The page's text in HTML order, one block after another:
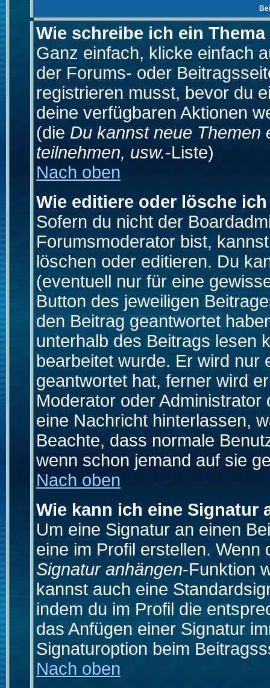
Wie schreibe ich ein
Ganz einfach, klicke einfach
der Forums- oder
registrieren musst, bevor du
deine verfügbaren Aktionen
(die Du kannst neue Themen
teilnehmen, usw.-Liste)
Nach oben
Wie editiere oder lösche
Sofern du nicht der
Forumsmoderator bist,
löschen oder editieren. Du
(eventuell nur für eine
Button des jeweiligen
den Beitrag geantwortet
unterhalb des Beitrags lesen
bearbeitet wurde. Er wird nur
geantwortet hat, ferner wird
Moderator oder
eine Nachricht hinterlassen,
Beachte, dass normale
wenn schon jemand auf sie
Nach oben
Wie kann ich eine Signatur
Um eine Signatur an einen
eine im Profil erstellen.
Signatur anhängen-Funktion
kannst auch eine
indem du im Profil die
das Anfügen einer Signatur
Signaturoption beim
Nach oben